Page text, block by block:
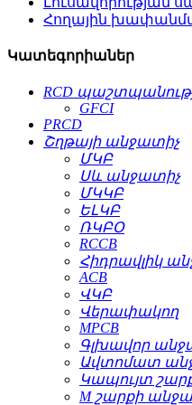
Հողային
Կատեգորիաներ
RCD
GFCI
PRCD
Շղթայի անջատիչ
ՄԿԲ
Սև անջատիչ
ՄԿԿԲ
ԵԼԿԲ
ՌԿԲՕ
RCCB
Հիդրավլիկ
ACB
ՎԿԲ
Վերափակող
MPCB
Գլխավոր
Ավտոմատ
Կապույտ
M շարքի